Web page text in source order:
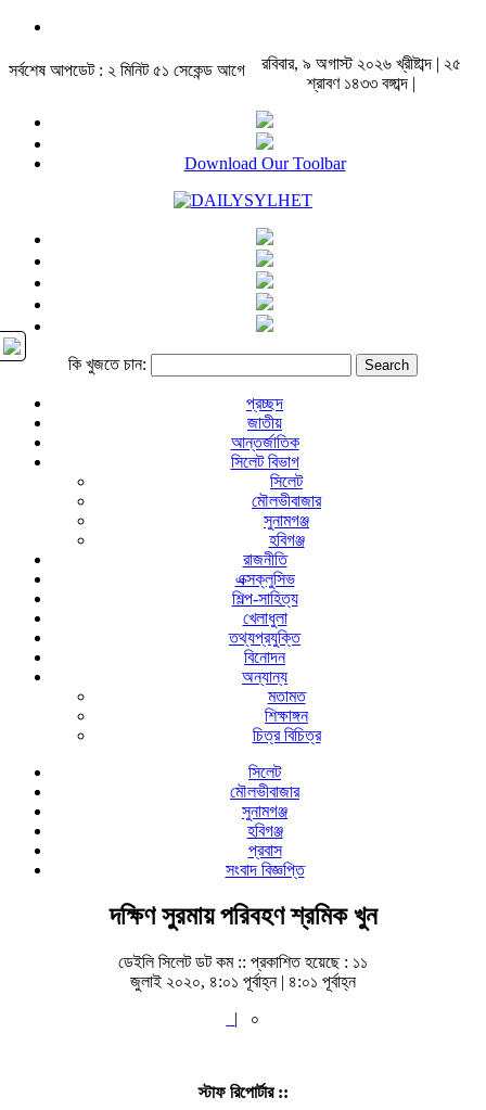
সর্বশেষ আপডেট : ২ মিনিট ৫১ সেকেন্ড আগে
রবিবার, ৯ অগাস্ট ২০২৬ খ্রীষ্টাব্দ | ২৫
শ্রাবণ ১৪৩৩ বঙ্গাব্দ |
Download Our Toolbar
কি খুজতে চান:
প্রচ্ছদ
জাতীয়
আন্তর্জাতিক
সিলেট বিভাগ
সিলেট
মৌলভীবাজার
সুনামগঞ্জ
হবিগঞ্জ
রাজনীতি
এক্সক্লুসিভ
শিল্প-সাহিত্য
খেলাধুলা
তথ্যপ্রযুক্তি
বিনোদন
অন্যান্য
মতামত
শিক্ষাঙ্গন
চিত্র বিচিত্র
সিলেট
মৌলভীবাজার
সুনামগঞ্জ
হবিগঞ্জ
প্রবাস
সংবাদ বিজ্ঞপ্তি
দক্ষিণ সুরমায় পরিবহণ শ্রমিক খুন
ডেইলি সিলেট ডট কম :: প্রকাশিত হয়েছে : ১১
জুলাই ২০২০, ৪:০১ পূর্বাহ্ন | ৪:০১ পূর্বাহ্ন
|
০
স্টাফ রিপোর্টার ::